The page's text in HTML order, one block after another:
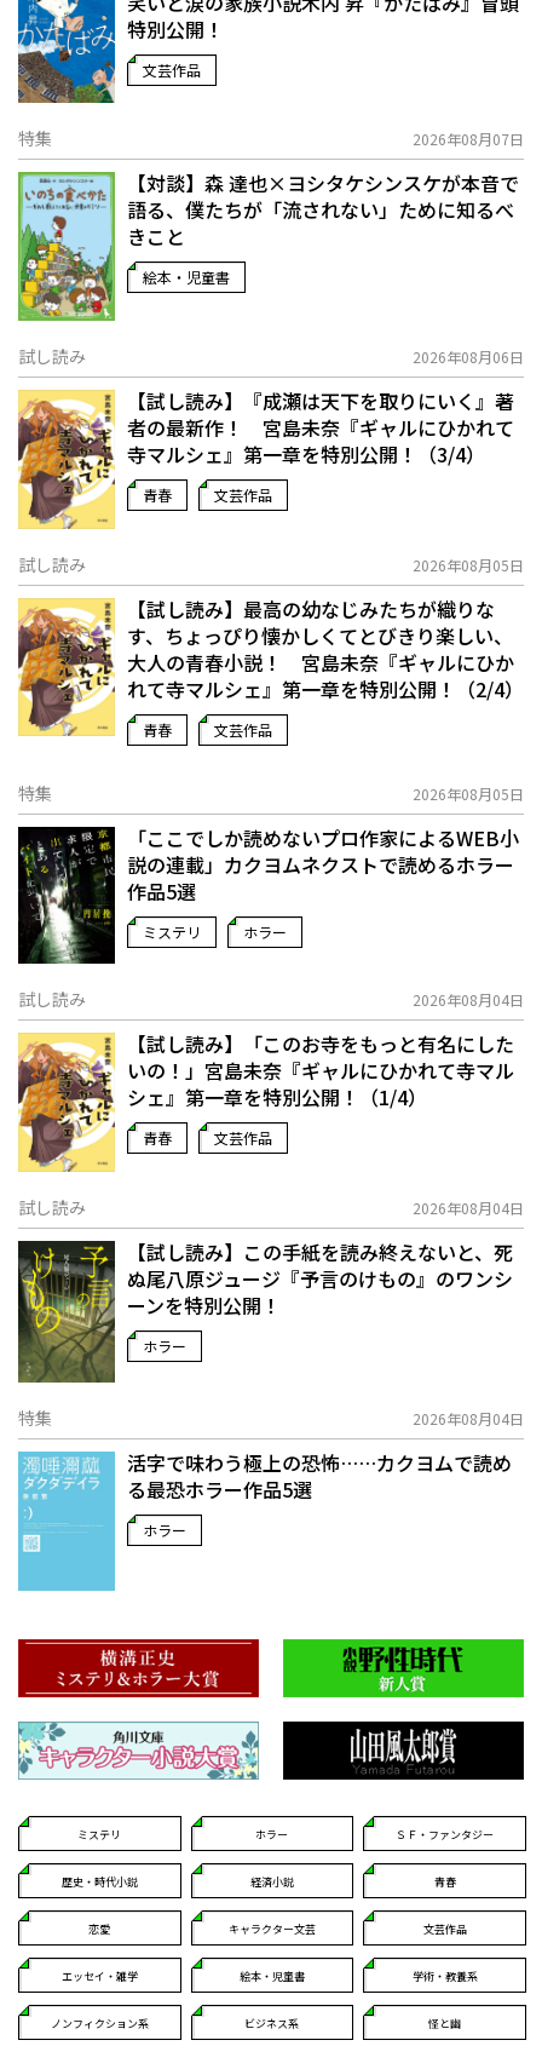
特別公開！
文芸作品
特集 2026年08月07日
【対談】森 達也×ヨシタケシンスケが本音で
語る、僕たちが「流されない」ために知るべ
きこと
絵本・児童書
試し読み 2026年08月06日
【試し読み】『成瀬は天下を取りにいく』著
者の最新作！ 宮島未奈『ギャルにひかれて
寺マルシェ』第一章を特別公開！（3/4）
青春 文芸作品
試し読み 2026年08月05日
【試し読み】最高の幼なじみたちが織りな
す、ちょっぴり懐かしくてとびきり楽しい、
大人の青春小説！ 宮島未奈『ギャルにひか
れて寺マルシェ』第一章を特別公開！（2/4）
青春 文芸作品
特集 2026年08月05日
「ここでしか読めないプロ作家によるWEB小
説の連載」――カクヨムネクストで読めるホラー
作品5選
ミステリ ホラー
試し読み 2026年08月04日
【試し読み】「このお寺をもっと有名にした
いの！」宮島未奈『ギャルにひかれて寺マル
シェ』第一章を特別公開！（1/4）
青春 文芸作品
試し読み 2026年08月04日
【試し読み】この手紙を読み終えないと、死
ぬ――尾八原ジュージ『予言のけもの』のワンシ
ーンを特別公開！
ホラー
特集 2026年08月04日
活字で味わう極上の恐怖……カクヨムで読め
る最恐ホラー作品5選
ホラー
ミステリ ホラー ＳＦ・ファンタジー
歴史・時代小説 経済小説 青春
恋愛 キャラクター文芸 文芸作品
エッセイ・雑学 絵本・児童書 学術・教養系
ノンフィクション系 ビジネス系 怪と幽